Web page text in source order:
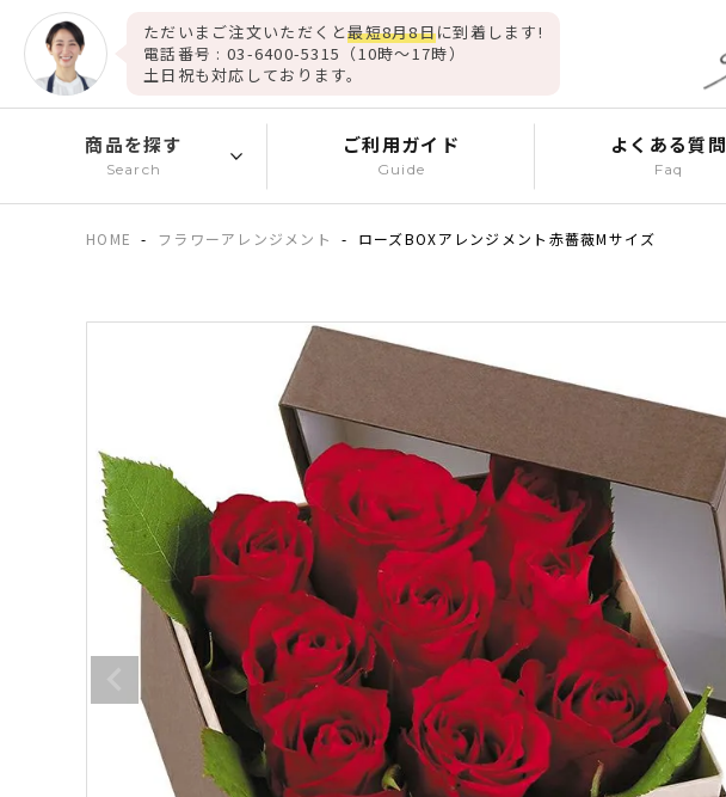
ただいまご注文いただくと最短8月8日に到着します!
電話番号 : 03-6400-5315（10時～17時）
土日祝も対応しております。
商品を探す
Search
ご利用ガイド
Guide
よくある質問
Faq
HOME フラワーアレンジメント ローズBOXアレンジメント赤薔薇Mサイズ